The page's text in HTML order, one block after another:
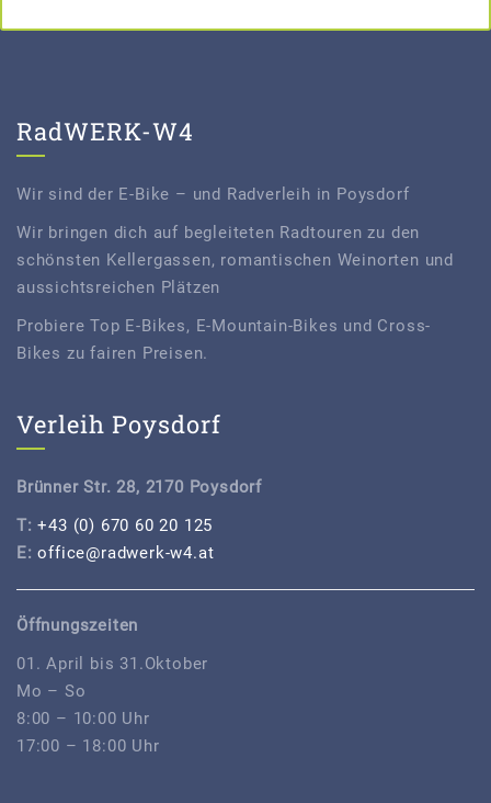
RadWERK-W4
Wir sind der E-Bike – und Radverleih in Poysdorf
Wir bringen dich auf begleiteten Radtouren zu den
schönsten Kellergassen, romantischen Weinorten und
aussichtsreichen Plätzen
Probiere Top E-Bikes, E-Mountain-Bikes und Cross-
Bikes zu fairen Preisen.
Verleih Poysdorf
Brünner Str. 28, 2170 Poysdorf
T: +43 (0) 670 60 20 125
E: office@radwerk-w4.at
Öffnungszeiten
01. April bis 31.Oktober
Mo – So
8:00 – 10:00 Uhr
17:00 – 18:00 Uhr